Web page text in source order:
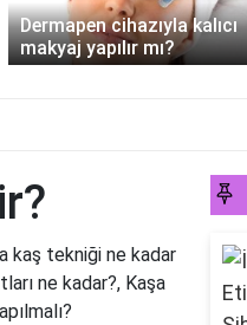
Dermapen cihazıyla kalıcı
makyaj yapılır mı?
kaş tekniği ne kadar
ne kadar?, Kaşa